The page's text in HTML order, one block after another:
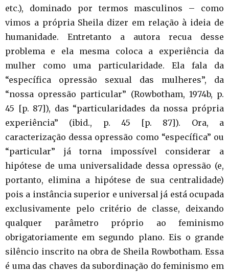
etc.), dominado por termos masculinos – como
vimos a própria Sheila dizer em relação à ideia de
humanidade. Entretanto a autora recua desse
problema e ela mesma coloca a experiência da
mulher como uma particularidade. Ela fala da
“específica opressão sexual das mulheres”, da
“nossa opressão particular” (Rowbotham, 1974b, p.
45 [p. 87]), das “particularidades da nossa própria
experiência” (ibid., p. 45 [p. 87]). Ora, a
caracterização dessa opressão como “específica” ou
“particular” já torna impossível considerar a
hipótese de uma universalidade dessa opressão (e,
portanto, elimina a hipótese de sua centralidade)
pois a instância superior e universal já está ocupada
exclusivamente pelo critério de classe, deixando
qualquer parâmetro próprio ao feminismo
obrigatoriamente em segundo plano. Eis o grande
silêncio inscrito na obra de Sheila Rowbotham. Essa
é uma das chaves da subordinação do feminismo em